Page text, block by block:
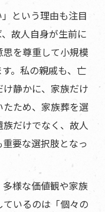
という理由も注目
故人自身が生前に
を尊重して小規模
。私の親戚も、亡
静かに、家族だけ
ため、家族葬を選
だけでなく、故人
要な選択肢となっ
様な価値観や家族
いるのは「個々の